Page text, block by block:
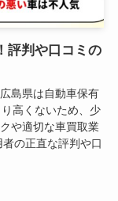
評判や口コミの
島県は自動車保有
高くないため、少
や適切な車買取業
の正直な評判や口